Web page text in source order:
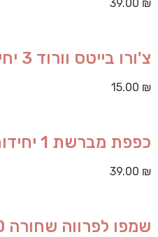
39.00 ₪
צ'ורו בייטס וורוד 3 יחידות
15.00 ₪
כפפת מברשת 1 יחידות
39.00 ₪
שמפו לפרווה שחורה 250 מ"ל